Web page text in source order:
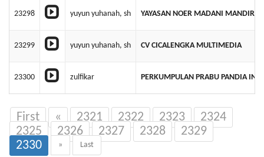
23298 yuyun yuhanah, sh YAYASAN NOER MADANI MANDIRI
23299 yuyun yuhanah, sh CV CICALENGKA MULTIMEDIA
23300 zulfikar PERKUMPULAN PRABU PANDIA
First « 2321 2322 2323
2324
2325
2326 2327 2328
2329
2330
» Last